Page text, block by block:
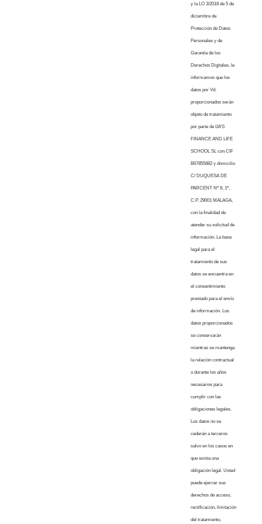
y la LO 3/2018 de 5 de
diciembre de
Protección de Datos
Personales y de
Garantía de los
Derechos Digitales, le
informamos que los
datos por Vd.
proporcionados serán
objeto de tratamiento
por parte de LWS
FINANCE AND LIFE
SCHOOL SL con CIF
B67855882 y domicilio
C/ DUQUESA DE
PARCENT Nº 8, 1º,
C.P. 29001 MALAGA,
con la finalidad de
atender su solicitud de
información. La base
legal para el
tratamiento de sus
datos se encuentra en
el consentimiento
prestado para el envío
de información. Los
datos proporcionados
se conservarán
mientras se mantenga
la relación contractual
o durante los años
necesarios para
cumplir con las
obligaciones legales.
Los datos no se
cederán a terceros
salvo en los casos en
que exista una
obligación legal. Usted
puede ejercer sus
derechos de acceso,
rectificación, limitación
del tratamiento,